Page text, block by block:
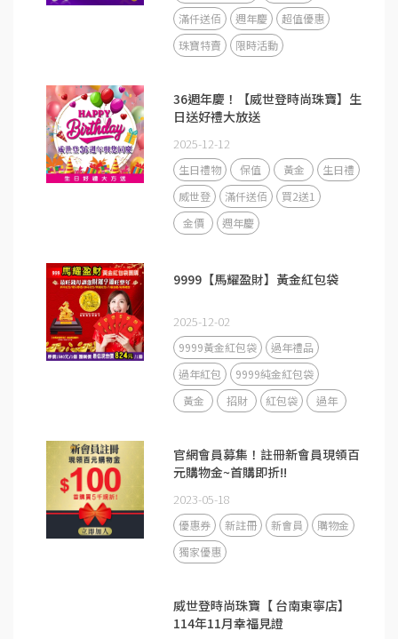
滿仟送佰
週年慶
超值優惠
珠寶特賣
限時活動
36週年慶！【威世登時尚珠寶】生
日送好禮大放送
2025-12-12
生日禮物 保值 黃金
生日禮
威世登
滿仟送佰
買2送1
金價
週年慶
9999【馬耀盈財】黃金紅包袋
2025-12-02
9999黃金紅包袋
過年禮品
過年紅包
9999純金紅包袋
黃金
招財 紅包袋 過年
官網會員募集！註冊新會員現領百
元購物金~首購即折!!
2023-05-18
優惠券 新註冊 新會員
購物金
獨家優惠
威世登時尚珠寶【 台南東寧店】
114年11月幸福見證